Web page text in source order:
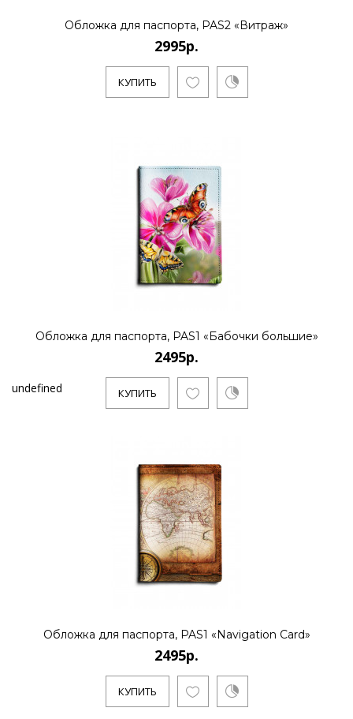
Обложка для паспорта, PAS2 «Витраж»
2995р.
КУПИТЬ
Обложка для паспорта, PAS1 «Бабочки большие»
2495р.
КУПИТЬ
undefined
Обложка для паспорта, PAS1 «Navigation Card»
2495р.
КУПИТЬ